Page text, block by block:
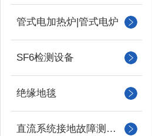
管式电加热炉|管式电炉
SF6检测设备
绝缘地毯
直流系统接地故障测试仪